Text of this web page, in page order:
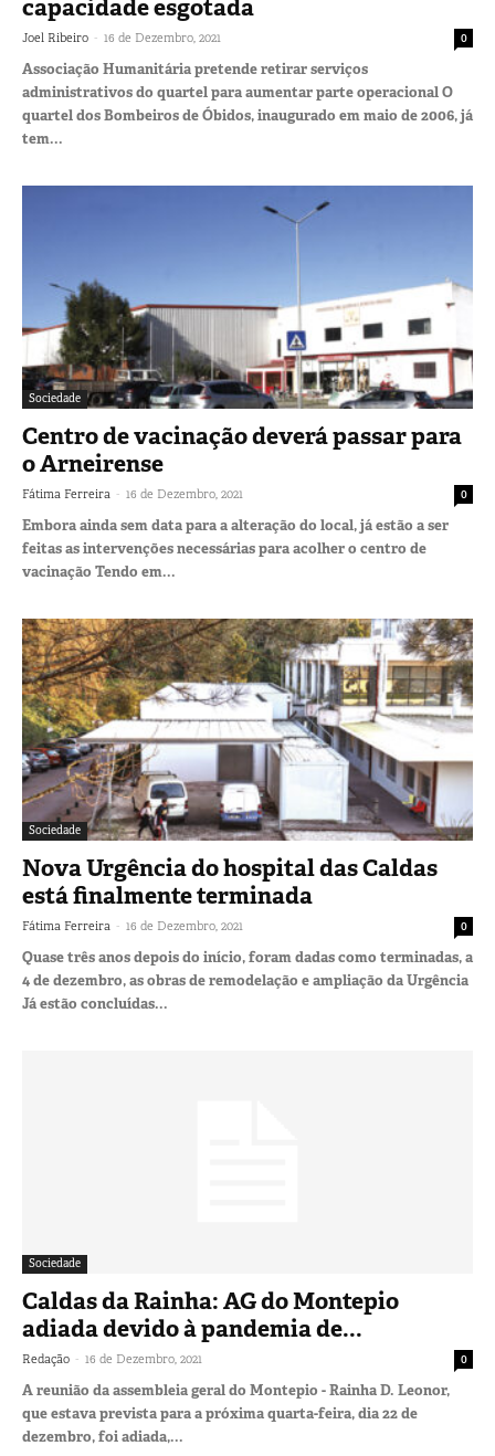
capacidade esgotada
Joel Ribeiro - 16 de Dezembro, 2021 0
Associação Humanitária pretende retirar serviços
administrativos do quartel para aumentar parte operacional O
quartel dos Bombeiros de Óbidos, inaugurado em maio de 2006, já
tem...
Sociedade
Centro de vacinação deverá passar para
o Arneirense
Fátima Ferreira - 16 de Dezembro, 2021 0
Embora ainda sem data para a alteração do local, já estão a ser
feitas as intervenções necessárias para acolher o centro de
vacinação Tendo em...
Sociedade
Nova Urgência do hospital das Caldas
está finalmente terminada
Fátima Ferreira - 16 de Dezembro, 2021 0
Quase três anos depois do início, foram dadas como terminadas, a
4 de dezembro, as obras de remodelação e ampliação da Urgência
Já estão concluídas...
Sociedade
Caldas da Rainha: AG do Montepio
adiada devido à pandemia de...
Redação - 16 de Dezembro, 2021 0
A reunião da assembleia geral do Montepio - Rainha D. Leonor,
que estava prevista para a próxima quarta-feira, dia 22 de
dezembro, foi adiada,...